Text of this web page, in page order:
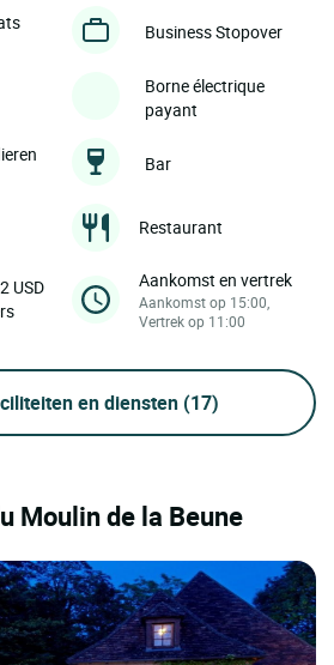
Business Stopover
Borne électrique
payant
Bar
Restaurant
USD
Aankomst en vertrek
Aankomst op 15:00,
Vertrek op 11:00
en diensten (17)
Moulin de la Beune